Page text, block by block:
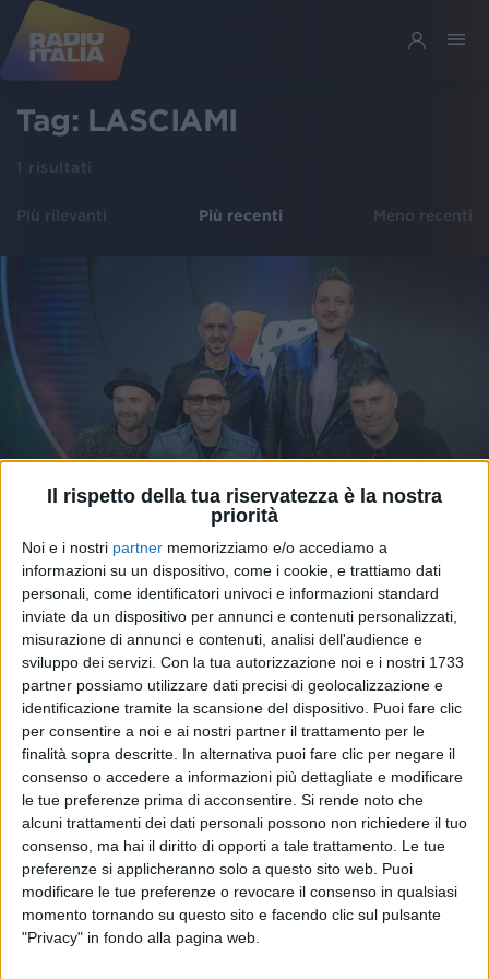
Il rispetto della tua riservatezza è la nostra
priorità
Noi e i nostri partner memorizziamo e/o accediamo a
informazioni su un dispositivo, come i cookie, e trattiamo dati
personali, come identificatori univoci e informazioni standard
inviate da un dispositivo per annunci e contenuti personalizzati,
misurazione di annunci e contenuti, analisi dell'audience e
sviluppo dei servizi. Con la tua autorizzazione noi e i nostri 1733
partner possiamo utilizzare dati precisi di geolocalizzazione e
identificazione tramite la scansione del dispositivo. Puoi fare clic
per consentire a noi e ai nostri partner il trattamento per le
finalità sopra descritte. In alternativa puoi fare clic per negare il
consenso o accedere a informazioni più dettagliate e modificare
le tue preferenze prima di acconsentire. Si rende noto che
alcuni trattamenti dei dati personali possono non richiedere il tuo
consenso, ma hai il diritto di opporti a tale trattamento. Le tue
preferenze si applicheranno solo a questo sito web. Puoi
modificare le tue preferenze o revocare il consenso in qualsiasi
momento tornando su questo sito e facendo clic sul pulsante
"Privacy" in fondo alla pagina web.
Tag: LASCIAMI
1 risultati
Più rilevanti Più recenti Meno recenti
“SIAMO TORNATI”
Kekko Silvestre dei Modà ringrazia i fan per
aver compreso il suo momento
Il frontman garantisce ai romantici "soddisfazioni" e
"più musica possibile”
diMara Bizzoco